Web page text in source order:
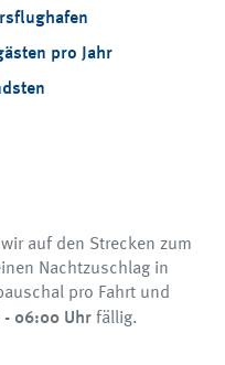
pro Jahr
auf den Strecken zum
Nachtzuschlag in
pro Fahrt und
- 06:00 Uhr fällig.